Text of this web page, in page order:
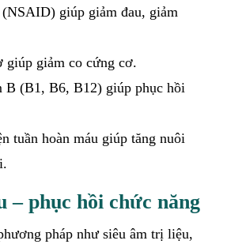
giúp giảm đau, giảm
giúp giảm co cứng cơ.
B (B1, B6, B12) giúp phục hồi
tuần hoàn máu giúp tăng nuôi
phục hồi chức năng
pháp như siêu âm trị liệu,